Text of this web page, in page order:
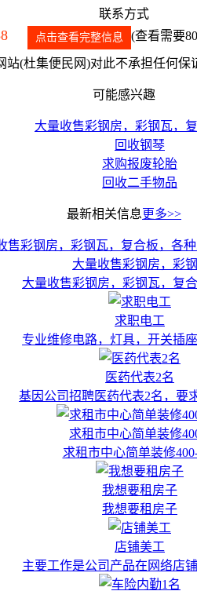
联系方式
点击查看完整信息 (查看需要
(杜集便民网)对此不承担任何保
可能感兴趣
大量收售彩钢房，彩钢瓦，
回收钢琴
求购报废轮胎
回收二手物品
最新相关信息更多>>
大量收售彩钢房，彩
大量收售彩钢房，彩钢瓦，复
求职电工
专业维修电路，灯具，开关插
医药代表2名
基因公司招聘医药代表2名，要
求租市中心简单装修
求租市中心简单装修
我想要租房子
我想要租房子
店铺美工
主要工作是公司产品在网络店